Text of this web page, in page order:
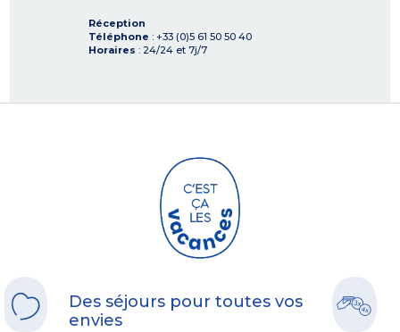
Réception
Téléphone : +33 (0)5 61 50 50 40
Horaires : 24/24 et 7j/7
Des séjours pour toutes vos
envies